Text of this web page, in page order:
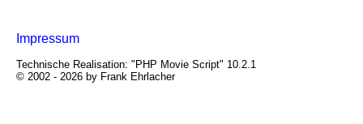
Impressum
Technische Realisation: "PHP Movie Script" 10.2.1
© 2002 - 2026 by Frank Ehrlacher